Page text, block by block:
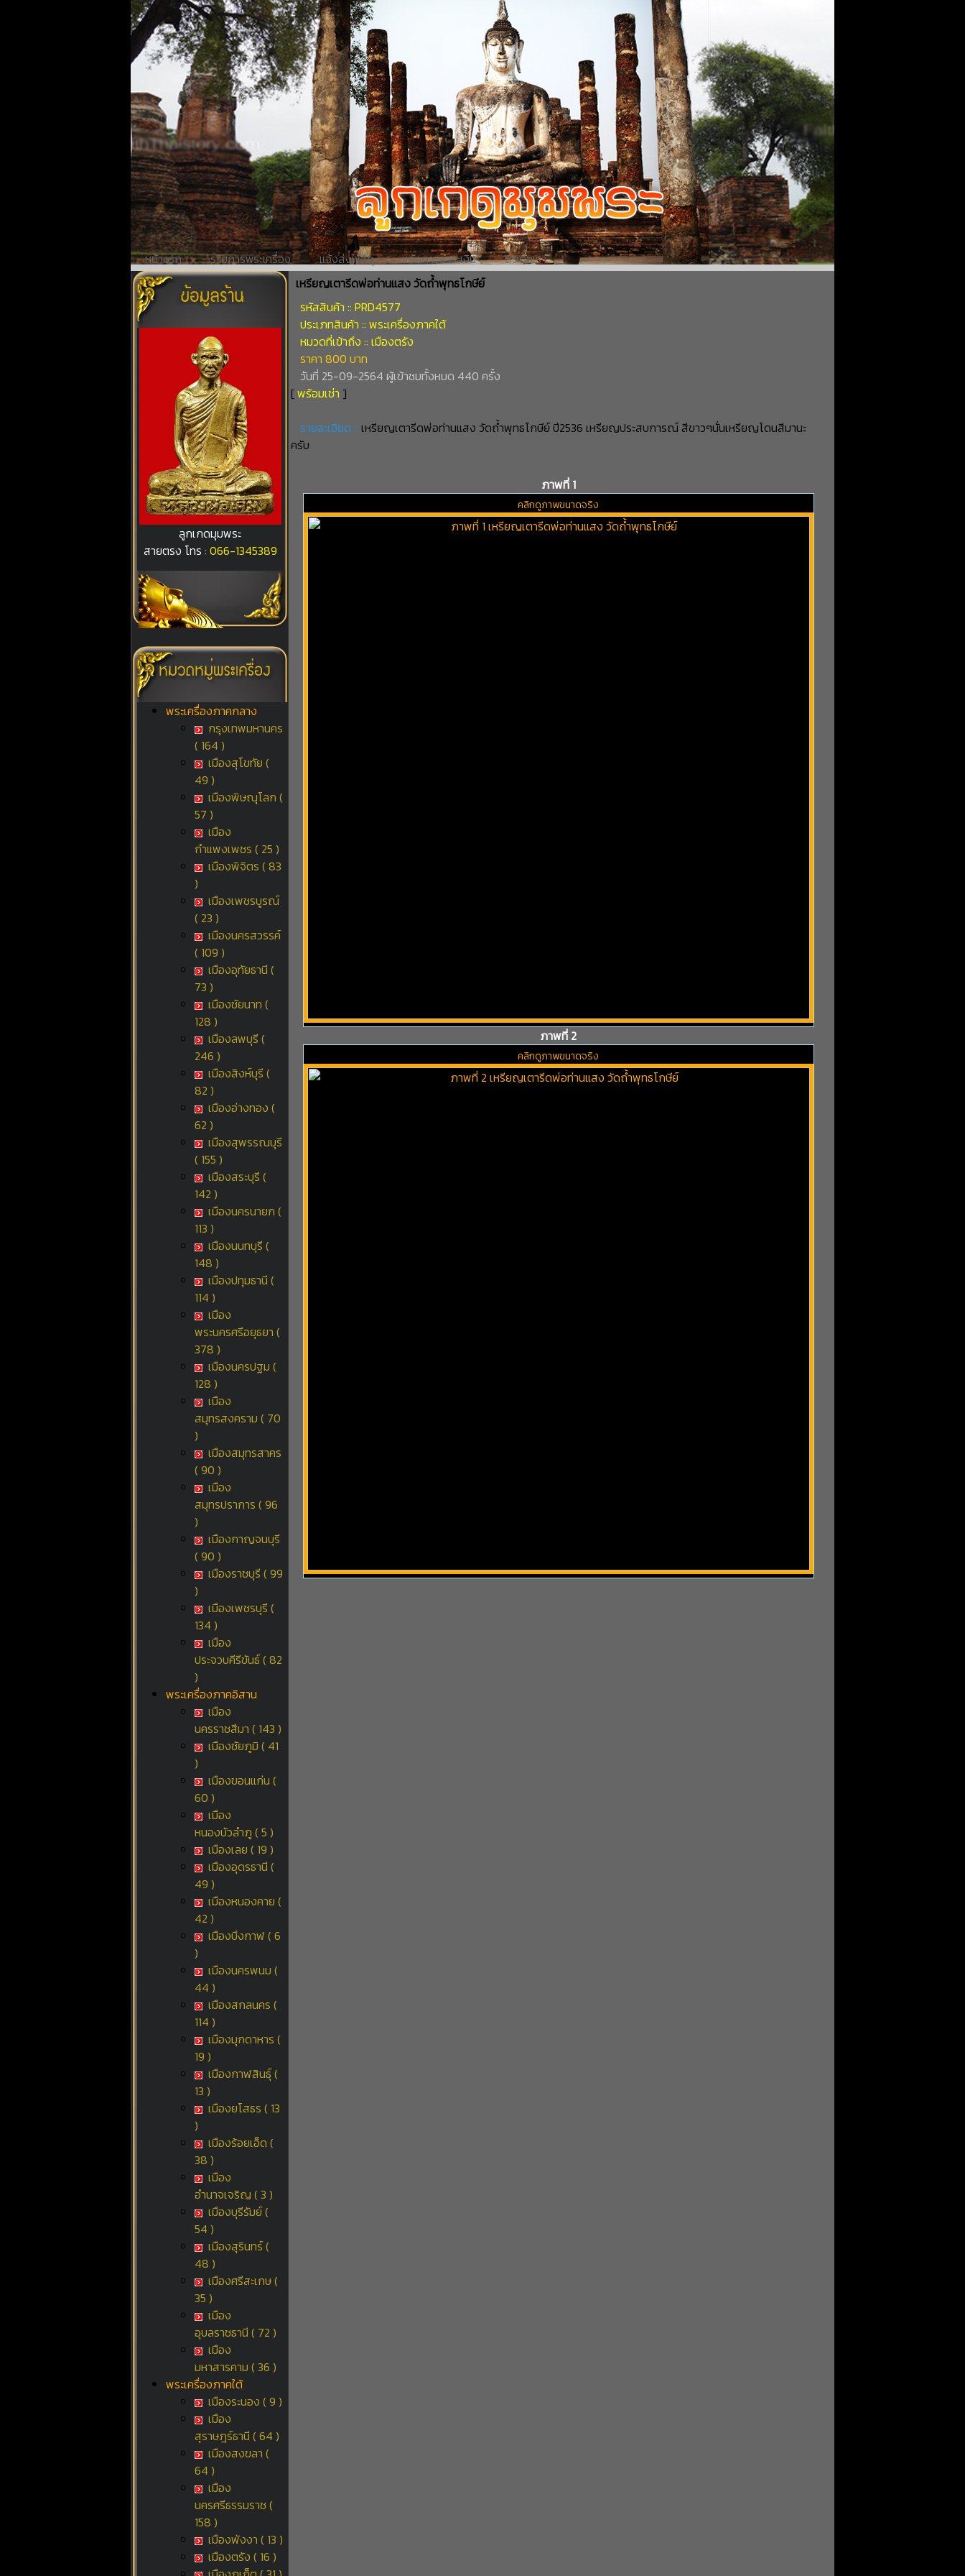
หน้าแรก รายการพระเครื่อง แจ้งส่งพัสดุ แจ้งการชำระเงิน ติดต่อเรา
ลูกเกดมุมพระ
สายตรง โทร : 066-1345389
พระเครื่องภาคกลาง
กรุงเทพมหานคร
( 164 )
เมืองสุโขทัย (
49 )
เมืองพิษณุโลก (
57 )
เมือง
กำแพงเพชร ( 25 )
เมืองพิจิตร ( 83
)
เมืองเพชรบูรณ์
( 23 )
เมืองนครสวรรค์
( 109 )
เมืองอุทัยธานี (
73 )
เมืองชัยนาท (
128 )
เมืองลพบุรี (
246 )
เมืองสิงห์บุรี (
82 )
เมืองอ่างทอง (
62 )
เมืองสุพรรณบุรี
( 155 )
เมืองสระบุรี (
142 )
เมืองนครนายก (
113 )
เมืองนนทบุรี (
148 )
เมืองปทุมธานี (
114 )
เมือง
พระนครศรีอยุธยา (
378 )
เมืองนครปฐม (
128 )
เมือง
สมุทรสงคราม ( 70
)
เมืองสมุทรสาคร
( 90 )
เมือง
สมุทรปราการ ( 96
)
เมืองกาญจนบุรี
( 90 )
เมืองราชบุรี ( 99
)
เมืองเพชรบุรี (
134 )
เมือง
ประจวบคีรีขันธ์ ( 82
)
พระเครื่องภาคอิสาน
เมือง
นครราชสีมา ( 143 )
เมืองชัยภูมิ ( 41
)
เมืองขอนแก่น (
60 )
เมือง
หนองบัวลำภู ( 5 )
เมืองเลย ( 19 )
เมืองอุดรธานี (
49 )
เมืองหนองคาย (
42 )
เมืองบึงกาฬ ( 6
)
เมืองนครพนม (
44 )
เมืองสกลนคร (
114 )
เมืองมุกดาหาร (
19 )
เมืองกาฬสินธุ์ (
13 )
เมืองยโสธร ( 13
)
เมืองร้อยเอ็ด (
38 )
เมือง
อำนาจเจริญ ( 3 )
เมืองบุรีรัมย์ (
54 )
เมืองสุรินทร์ (
48 )
เมืองศรีสะเกษ (
35 )
เมือง
อุบลราชธานี ( 72 )
เมือง
มหาสารคาม ( 36 )
พระเครื่องภาคใต้
เมืองระนอง ( 9 )
เมือง
สุราษฎร์ธานี ( 64 )
เมืองสงขลา (
64 )
เมือง
นครศรีธรรมราช (
158 )
เมืองพังงา ( 13 )
เมืองตรัง ( 16 )
เหรียญเตารีดพ่อท่านแสง วัดถ้ำพุทธโกษีย์
รหัสสินค้า :: PRD4577
ประเภทสินค้า :: พระเครื่องภาคใต้
หมวดที่เข้าถึง :: เมืองตรัง
ราคา 800 บาท
วันที่ 25-09-2564 ผู้เข้าชมทั้งหมด 440 ครั้ง
[พร้อมเช่า ]
รายละเอียด :: เหรียญเตารีดพ่อท่านแสง วัดถ้ำพุทธโกษีย์ ปี2536 เหรียญประสบการณ์ สีขาวๆนั่นเหรียญโดนสีมานะ
ครับ
ภาพที่ 1
คลิกดูภาพขนาดจริง
ภาพที่ 2
คลิกดูภาพขนาดจริง